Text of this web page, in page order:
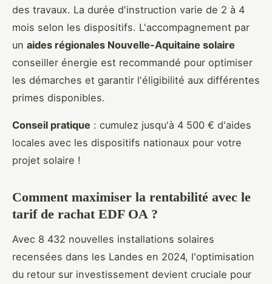
des travaux. La durée d'instruction varie de 2 à 4
mois selon les dispositifs. L'accompagnement par
un aides régionales Nouvelle-Aquitaine solaire
conseiller énergie est recommandé pour optimiser
les démarches et garantir l'éligibilité aux différentes
primes disponibles.
Conseil pratique : cumulez jusqu'à 4 500 € d'aides
locales avec les dispositifs nationaux pour votre
projet solaire !
Comment maximiser la rentabilité avec le
tarif de rachat EDF OA ?
Avec 8 432 nouvelles installations solaires
recensées dans les Landes en 2024, l'optimisation
du retour sur investissement devient cruciale pour